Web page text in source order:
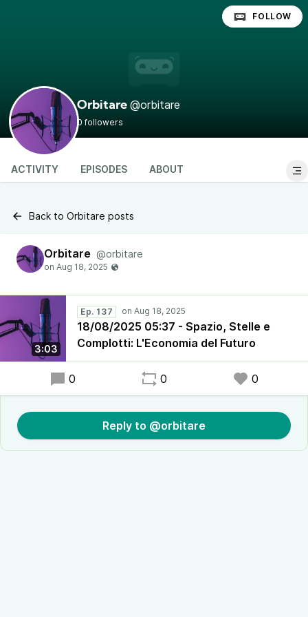
Orbitare @orbitare
0 followers
FOLLOW
ACTIVITY EPISODES ABOUT
Back to Orbitare posts
Orbitare @orbitare
3:03
Ep. 137
18/08/2025 05:37 - Spazio, Stelle e
Complotti: L'Economia del Futuro
0 0 0
Reply to @orbitare